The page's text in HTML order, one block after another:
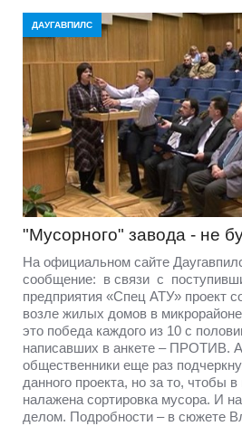
ДАУГАВПИЛС
"Мусорного" завода - не
На официальном сайте
сообщение: в связи с
предприятия «Спец АТУ» проект
возле жилых домов в
это победа каждого из 10 с
написавших в анкете – ПРОТИВ.
общественники еще раз
данного проекта, но за то, чтобы
налажена сортировка мусора. И
делом. Подробности – в сюжете